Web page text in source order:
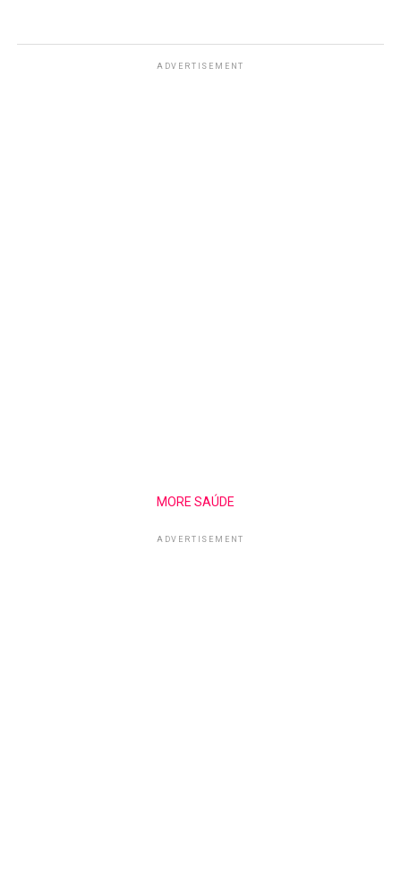
ADVERTISEMENT
MORE SAÚDE
ADVERTISEMENT